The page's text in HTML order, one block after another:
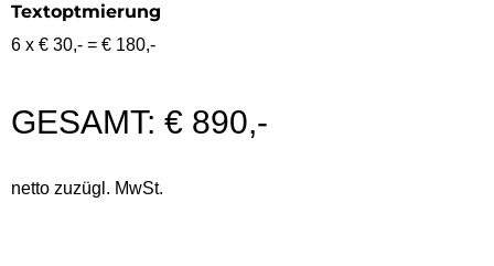
Textoptmierung
6 x € 30,- = € 180,-
GESAMT: € 890,-
netto zuzügl. MwSt.